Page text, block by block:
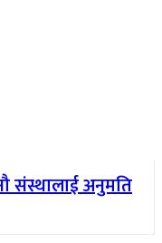
संस्थालाई अनुमति